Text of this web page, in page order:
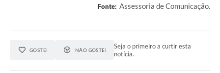
Fonte: Assessoria de Comunicação.
GOSTEI NÃO GOSTEI
Seja o primeiro a curtir esta
notícia.